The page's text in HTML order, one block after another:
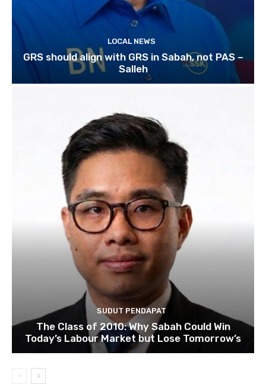
LOCAL NEWS
GRS should align with GRS in Sabah, not PAS –
Salleh
SUDUT PENDAPAT
The Class of 2010: Why Sabah Could Win
Today’s Labour Market but Lose Tomorrow’s